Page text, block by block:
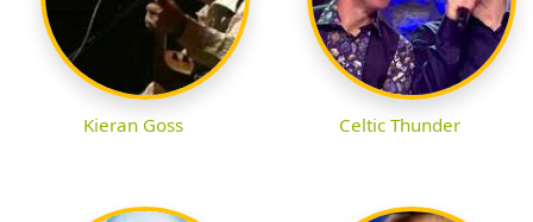
Kieran Goss Celtic Thunder